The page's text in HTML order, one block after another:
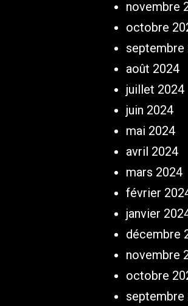
novembre
octobre
septembre
août 2024
juillet 2024
juin 2024
mai 2024
avril 2024
mars 2024
février
janvier
décembre
novembre
octobre
septembre